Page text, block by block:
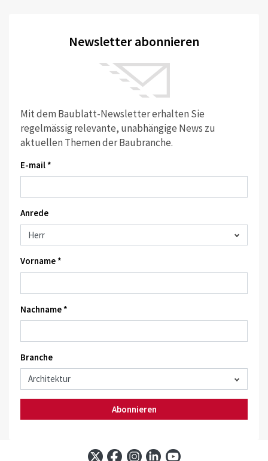
Newsletter abonnieren
Mit dem Baublatt-Newsletter erhalten Sie
regelmässig relevante, unabhängige News zu
aktuellen Themen der Baubranche.
E-mail *
Anrede
Vorname *
Nachname *
Branche
Abonnieren